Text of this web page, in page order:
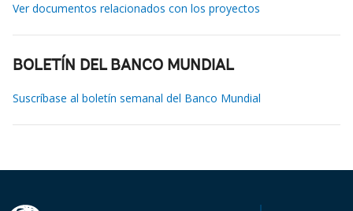
Ver documentos relacionados con los proyectos
BOLETÍN DEL BANCO MUNDIAL
Suscríbase al boletín semanal del Banco Mundial